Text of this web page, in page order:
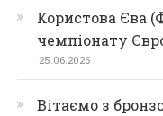
Користова Єва
чемпіонату
25.06.2026
Вітаємо з